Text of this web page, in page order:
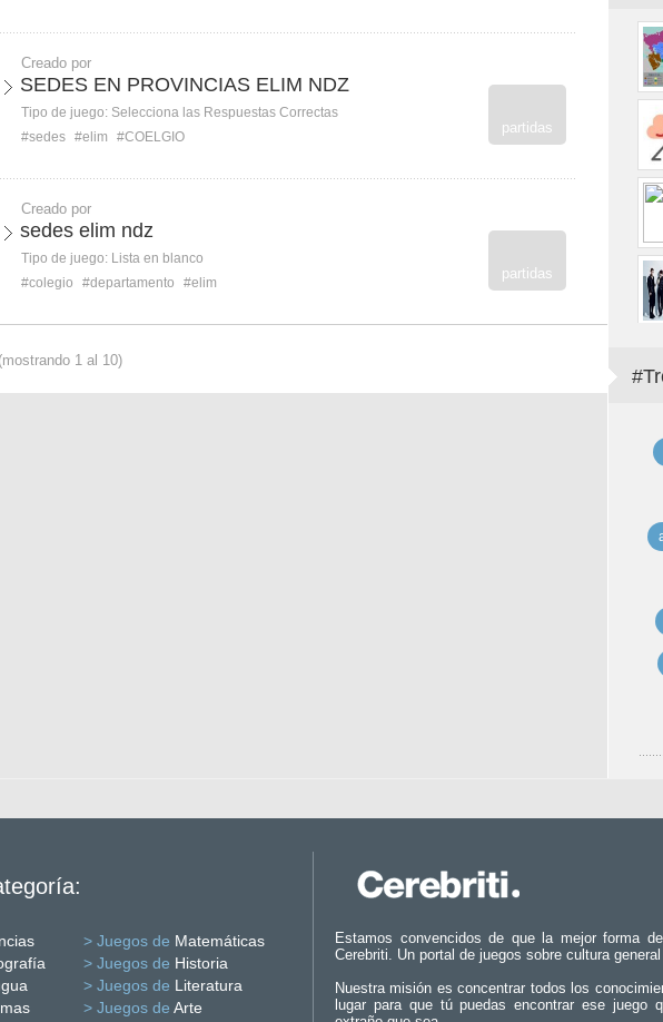
Creado por
SEDES EN PROVINCIAS ELIM NDZ
Tipo de juego: Selecciona las Respuestas Correctas
#sedes #elim #COELGIO
partidas
Creado por
sedes elim ndz
Tipo de juego: Lista en blanco
#colegio
#departamento #elim
partidas
(mostrando 1 al 10)
> Juegos de Matemáticas
> Juegos de Historia
> Juegos de Literatura
> Juegos de Arte
Estamos convencidos de que la mejor forma
Cerebriti. Un portal de juegos sobre cultura
Nuestra misión es concentrar todos los
lugar para que tú puedas encontrar ese